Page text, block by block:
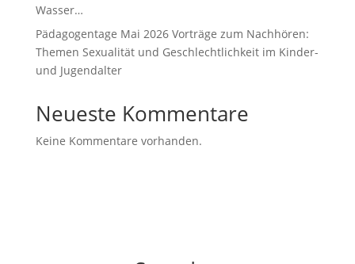
Wasser…
Pädagogentage Mai 2026 Vorträge zum Nachhören:
Themen Sexualität und Geschlechtlichkeit im Kinder-
und Jugendalter
Neueste Kommentare
Keine Kommentare vorhanden.